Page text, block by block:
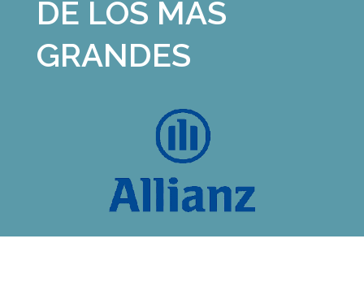
DE LOS MÁS
GRANDES